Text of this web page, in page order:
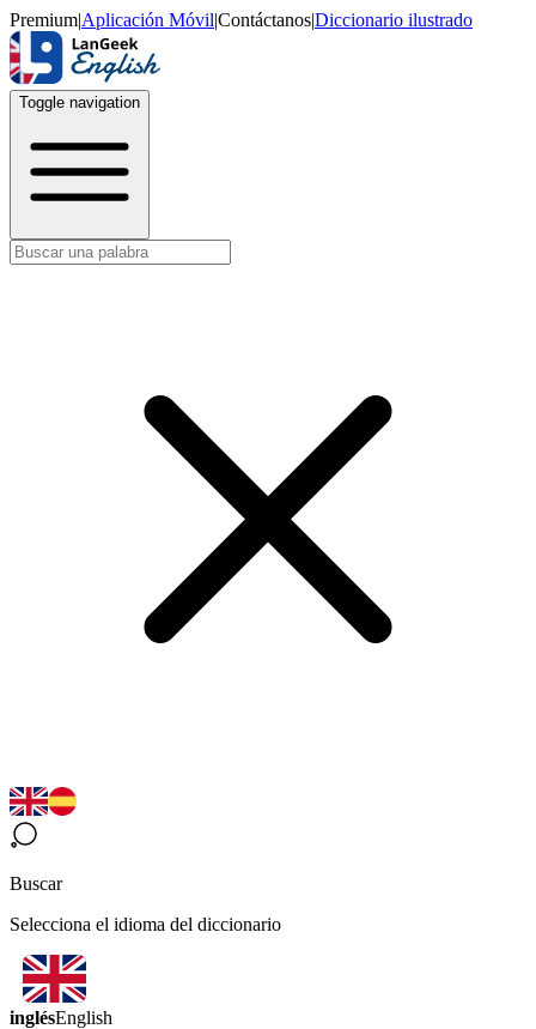
Premium|Aplicación Móvil|Contáctanos|Diccionario ilustrado
Toggle navigation
Buscar
Selecciona el idioma del diccionario
inglésEnglish